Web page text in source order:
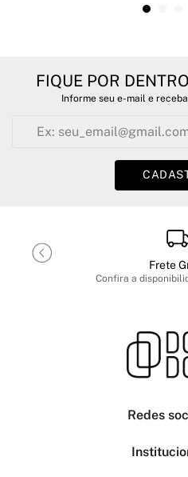
FIQUE POR
Informe seu e-mail e
Frete
Confira a
Redes